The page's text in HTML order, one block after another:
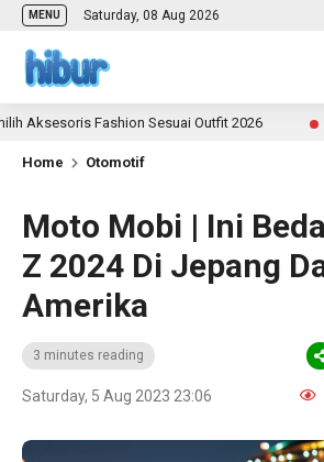
MENU Saturday, 08 Aug 2026
Fashion Sesuai Outfit 2026 2 month
Home Otomotif
Moto Mobi | Ini
Z 2024 Di Jepang
Amerika
3 minutes reading
Saturday, 5 Aug 2023 23:06